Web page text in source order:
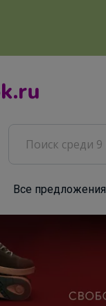
Все предложения